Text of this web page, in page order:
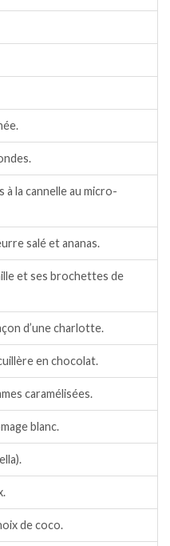
la cannelle au micro-
salé et ananas.
et ses brochettes de
d’une charlotte.
en chocolat.
caramélisées.
blanc.
de coco.